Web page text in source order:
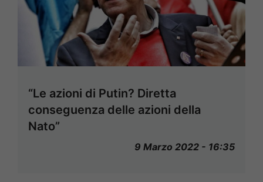
“Le azioni di Putin? Diretta
conseguenza delle azioni della
Nato”
9 Marzo 2022 - 16:35